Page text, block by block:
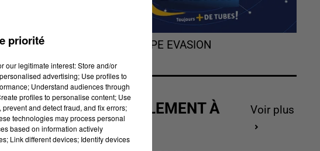
L'HOROSCOPE EVASION
ACTUELLEMENT À
GAGNER
Voir plus
priorité
our legitimate interest: Store and/or
advertising; Use profiles to
Understand audiences through
profiles to personalise content; Use
and detect fraud, and fix errors;
technologies may process personal
based on information actively
Link different devices; Identify devices